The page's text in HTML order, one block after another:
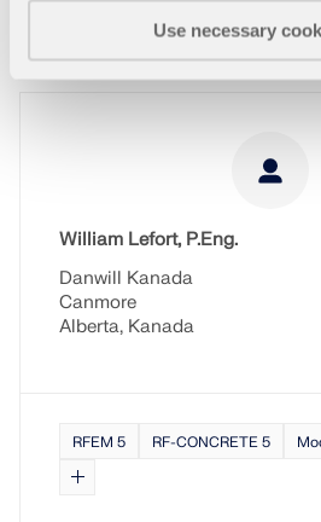
Use necessary
Życzymy powodzenia!
William Lefort, P.Eng.
Danwill Kanada
Canmore
Alberta, Kanada
RFEM 5 RF-CONCRETE 5